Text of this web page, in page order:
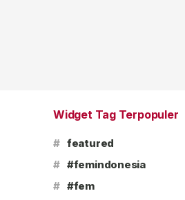
Widget Tag Terpopuler
# featured
# #femindonesia
# #fem